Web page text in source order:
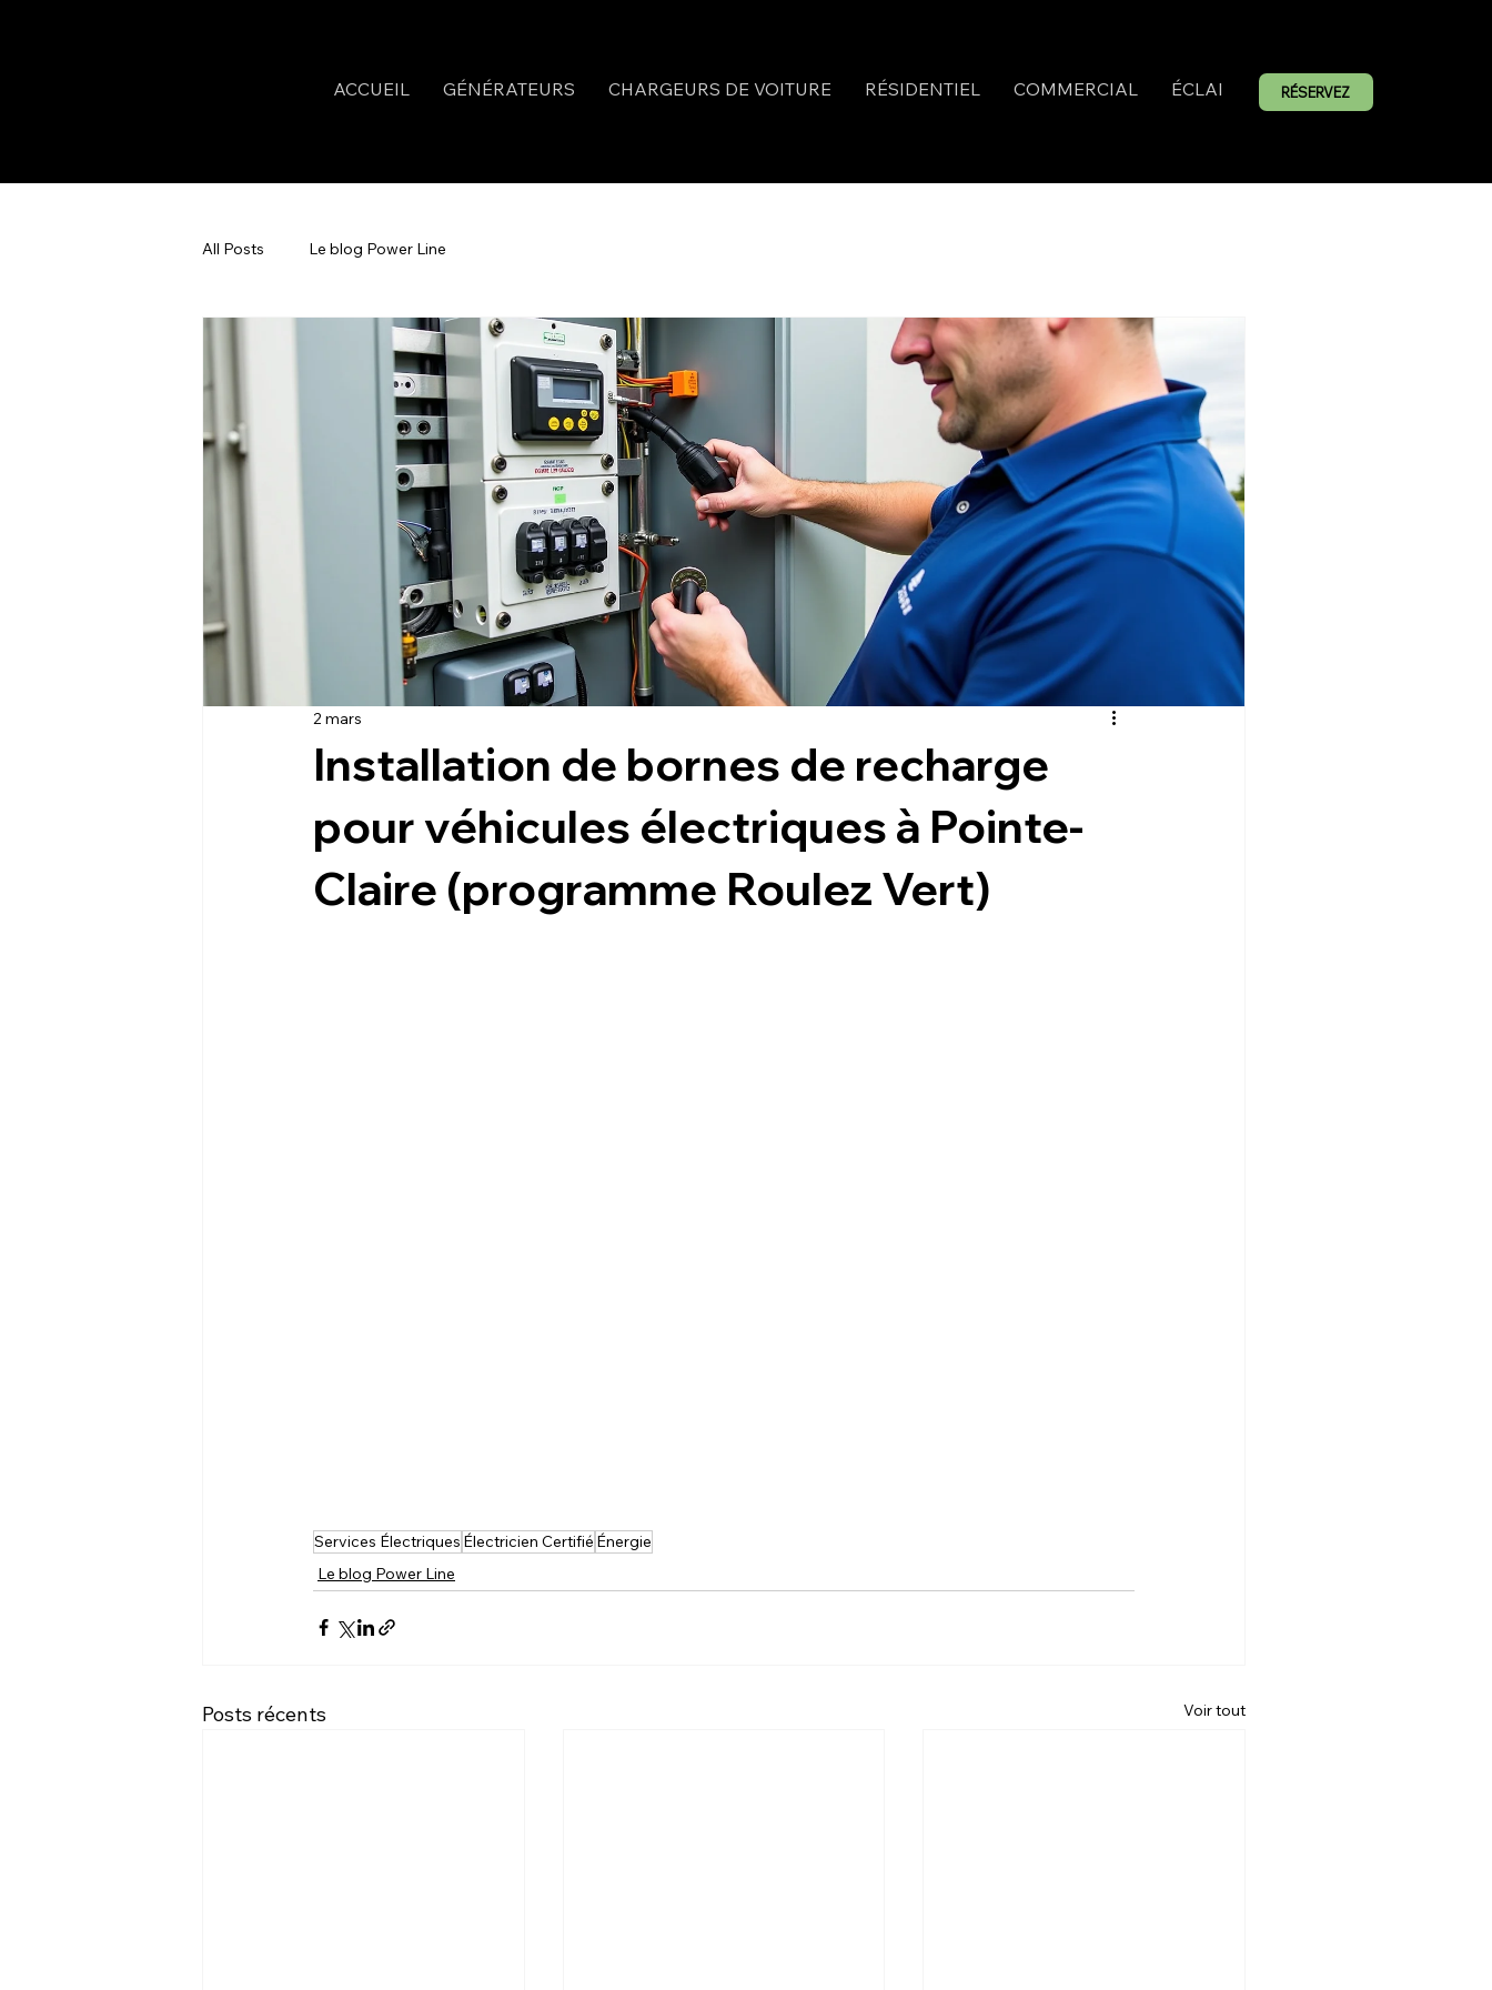
ACCUEIL GÉNÉRATEURS CHARGEURS DE VOITURE RÉSIDENTIEL COMMERCIAL ÉCLAIRAGE EXTÉRIEUR
RÉSERVEZ
All Posts Le blog Power Line
Installation de bornes de recharge
pour véhicules électriques à Pointe-
Claire (programme Roulez Vert)
2 mars
Services Électriques Électricien Certifié Énergie
Le blog Power Line
Posts récents Voir tout